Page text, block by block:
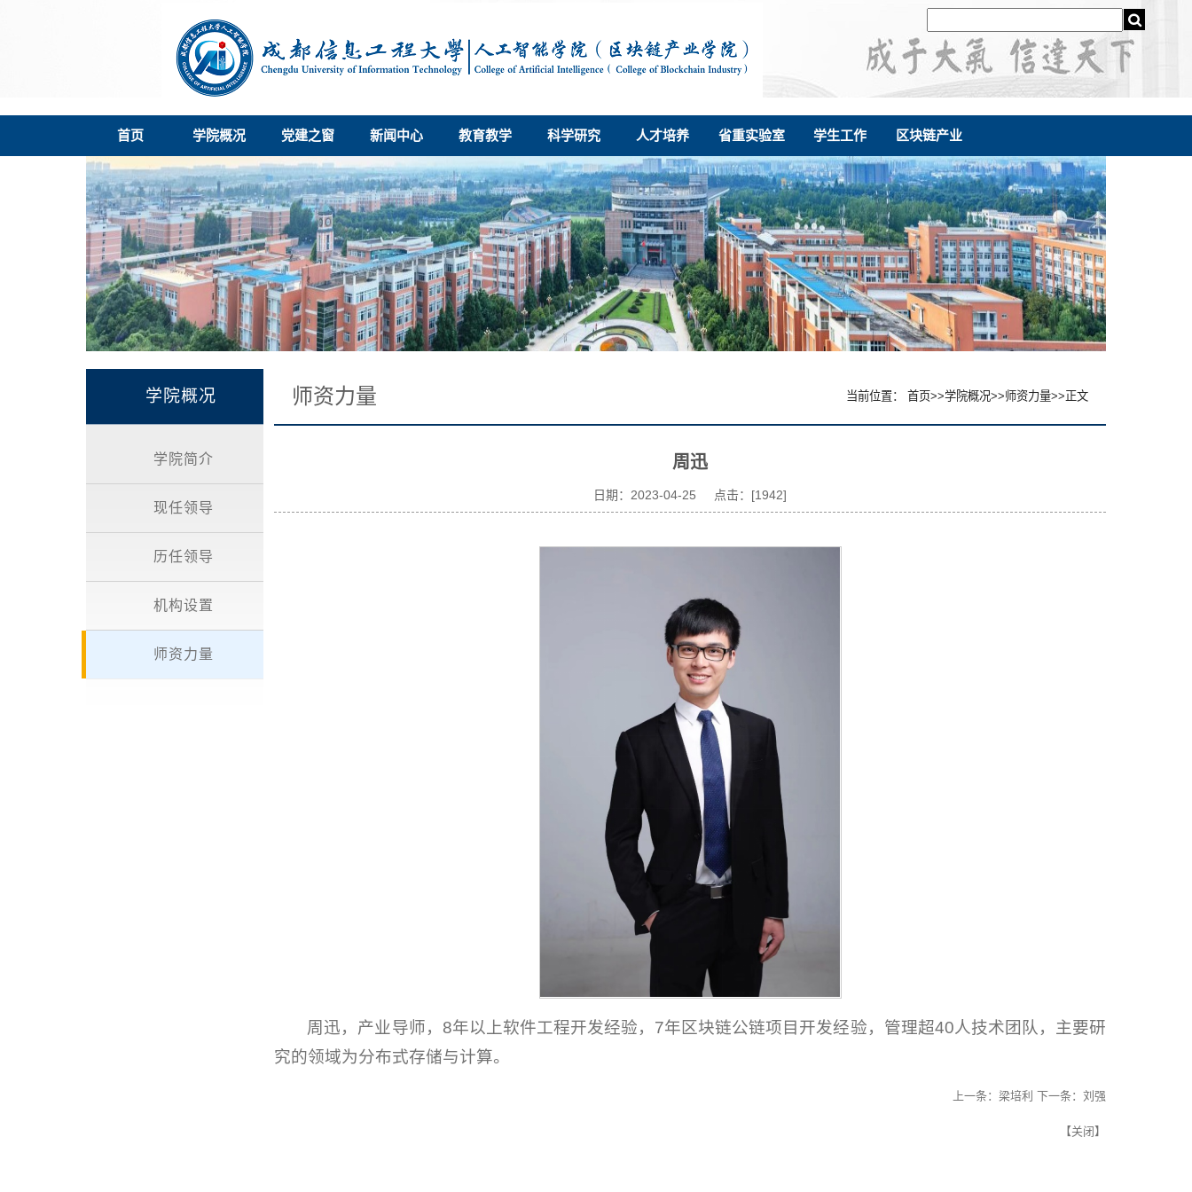
首页 学院概况 党建之窗 新闻中心 教育教学 科学研究 人才培养 省重实验室 学生工作 区块链产业
学院概况
学院简介
现任领导
历任领导
机构设置
师资力量
师资力量 当前位置： 首页>>学院概况>>师资力量>> 正文
​周迅
日期：2023-04-25 点击：[1942]
周迅，产业导师，8年以上软件工程开发经验，7年区块链公链项目开发经验，管理超40人技术团队，主要研
究的领域为分布式存储与计算。
上一条： 梁培利 下一条： ​刘强
【关闭 】